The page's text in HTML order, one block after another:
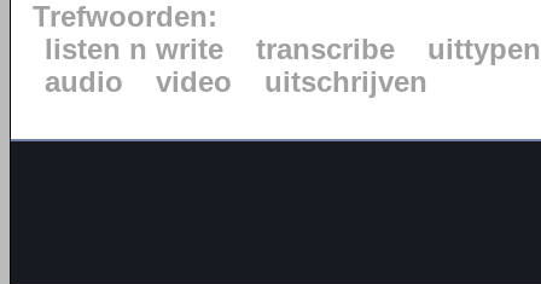
Trefwoorden:
listen n write
transcribe
uittypen
audio
video uitschrijven